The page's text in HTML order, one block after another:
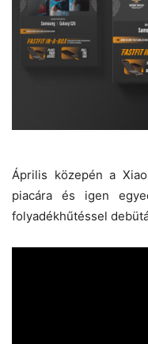
Április közepén a
piacára és igen
folyadékhűtéssel